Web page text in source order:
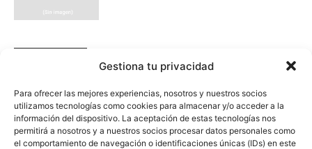
Gestiona tu privacidad
Para ofrecer las mejores experiencias, nosotros y nuestros socios
utilizamos tecnologías como cookies para almacenar y/o acceder a la
información del dispositivo. La aceptación de estas tecnologías nos
permitirá a nosotros y a nuestros socios procesar datos personales como
el comportamiento de navegación o identificaciones únicas (IDs) en este